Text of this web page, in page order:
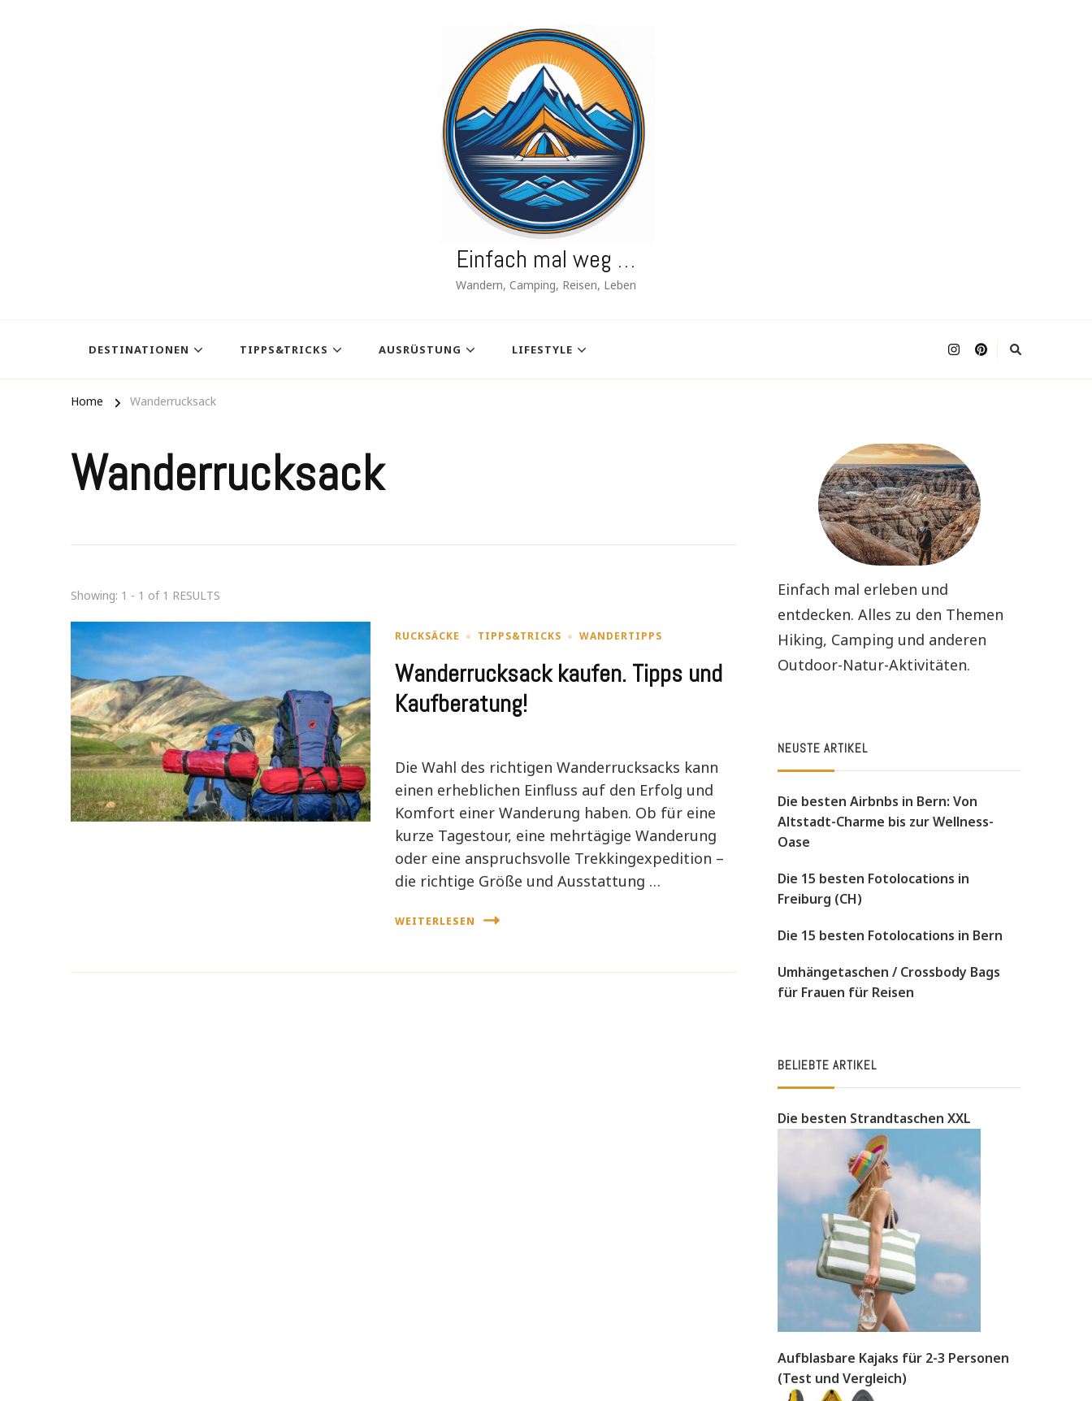
Einfach mal weg …
Wandern, Camping, Reisen, Leben
DESTINATIONEN TIPPS&TRICKS AUSRÜSTUNG LIFESTYLE
Home Wanderrucksack
Wanderrucksack
Showing: 1 - 1 of 1 RESULTS
RUCKSÄCKE TIPPS&TRICKS WANDERTIPPS
Wanderrucksack kaufen. Tipps und
Kaufberatung!
Die Wahl des richtigen Wanderrucksacks kann
einen erheblichen Einfluss auf den Erfolg und
Komfort einer Wanderung haben. Ob für eine
kurze Tagestour, eine mehrtägige Wanderung
oder eine anspruchsvolle Trekkingexpedition –
die richtige Größe und Ausstattung …
WEITERLESEN
Einfach mal erleben und
entdecken. Alles zu den Themen
Hiking, Camping und anderen
Outdoor-Natur-Aktivitäten.
NEUSTE ARTIKEL
Die besten Airbnbs in Bern: Von
Altstadt-Charme bis zur Wellness-
Oase
Die 15 besten Fotolocations in
Freiburg (CH)
Die 15 besten Fotolocations in Bern
Umhängetaschen / Crossbody Bags
für Frauen für Reisen
BELIEBTE ARTIKEL
Die besten Strandtaschen XXL
Aufblasbare Kajaks für 2-3 Personen
(Test und Vergleich)